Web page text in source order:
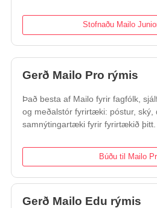
Stofnaðu Mailo
Gerð Mailo Pro rýmis
Það besta af Mailo fyrir fagfólk,
og meðalstór fyrirtæki: póstur, ský,
samnýtingartæki fyrir fyrirtækið þitt.
Búðu til Mailo
Gerð Mailo Edu rýmis